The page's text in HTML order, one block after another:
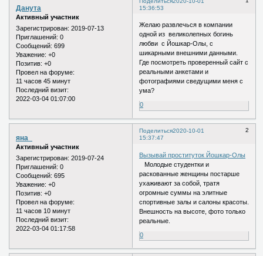
15:36:53
Данута
Активный участник
Зарегистрирован: 2019-07-13
Приглашений: 0
Сообщений: 699
Уважение: +0
Позитив: +0
Провел на форуме:
11 часов 45 минут
Последний визит:
2022-03-04 01:07:00
Желаю развлечься в компании
одной из великолепных богинь
любви с Йошкар-Олы, с
шикарными внешними данными.
Где посмотреть проверенный сайт с
реальными анкетами и
фотографиями сведущими меня с
ума?
0
Поделиться 2
2020-10-01
15:37:47
яна_
Активный участник
Зарегистрирован: 2019-07-24
Приглашений: 0
Сообщений: 695
Уважение: +0
Позитив: +0
Провел на форуме:
11 часов 10 минут
Последний визит:
2022-03-04 01:17:58
Вызывай проституток Йошкар-Олы
Молодые студентки и
раскованные женщины постарше
ухаживают за собой, тратя
огромные суммы на элитные
спортивные залы и салоны красоты.
Внешность на высоте, фото только
реальные.
0